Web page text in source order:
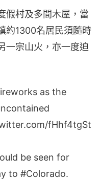
假村及多間木屋，當
約1300名居民須隨時
一宗山火，亦一度迫
as the
fHhf4tgSt
be seen for
to #Colorado.